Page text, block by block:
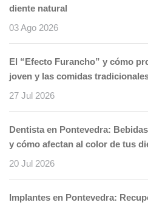
diente natural
03 Ago 2026
El “Efecto Furancho” y cómo
joven y las comidas
27 Jul 2026
Dentista en Pontevedra:
y cómo afectan al color de tus
20 Jul 2026
Implantes en Pontevedra: